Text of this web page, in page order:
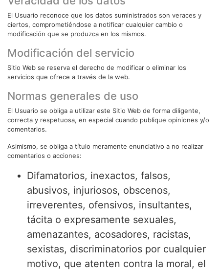
El Usuario reconoce que los datos suministrados son veraces y
ciertos, comprometiéndose a notificar cualquier cambio o
modificación que se produzca en los mismos.
Modificación del servicio
Sitio Web se reserva el derecho de modificar o eliminar los
servicios que ofrece a través de la web.
Normas generales de uso
El Usuario se obliga a utilizar este Sitio Web de forma diligente,
correcta y respetuosa, en especial cuando publique opiniones y/o
comentarios.
Asimismo, se obliga a título meramente enunciativo a no realizar
comentarios o acciones:
Difamatorios, inexactos, falsos,
abusivos, injuriosos, obscenos,
irreverentes, ofensivos, insultantes,
tácita o expresamente sexuales,
amenazantes, acosadores, racistas,
sexistas, discriminatorios por cualquier
motivo, que atenten contra la moral, el